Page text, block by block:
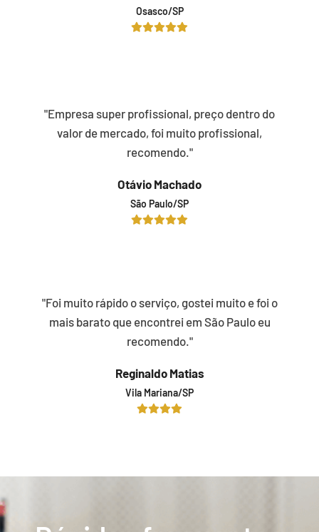
Osasco/SP
"Empresa super profissional, preço dentro do
valor de mercado, foi muito profissional,
recomendo."
Otávio Machado
São Paulo/SP
"Foi muito rápido o serviço, gostei muito e foi o
mais barato que encontrei em São Paulo eu
recomendo."
Reginaldo Matias
Vila Mariana/SP